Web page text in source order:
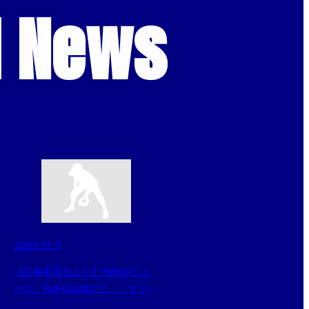
2025.12.5
【広報委員会より】Yahoo!ニュ
ース、Full-Countにて、「マツダ